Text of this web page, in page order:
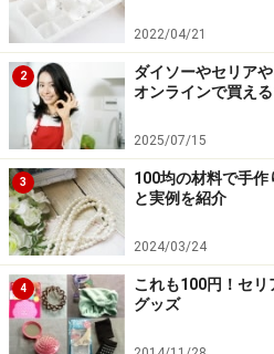
ムページには「当社では、通
たしておりません」と記載され
■キャンドゥの公式オンライン
ゥ）ネットショップ」
キャンドゥの通販は大量注文、ま
キャンドゥも公式のオンライ
2022/04/21
2
ダイソーやセリア
オンラインで買え
2025/07/15
3
100均の材料で手
と実例を紹介
2024/03/24
4
これも100円！セ
グッズ